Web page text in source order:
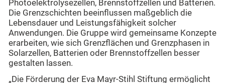
Photoelektrolysezellen, Brennstoffzellen und Batterien.
Die Grenzschichten beeinflussen maßgeblich die
Lebensdauer und Leistungsfähigkeit solcher
Anwendungen. Die Gruppe wird gemeinsame Konzepte
erarbeiten, wie sich Grenzflächen und Grenzphasen in
Solarzellen, Batterien oder Brennstoffzellen besser
gestalten lassen.
„Die Förderung der Eva Mayr-Stihl Stiftung ermöglicht